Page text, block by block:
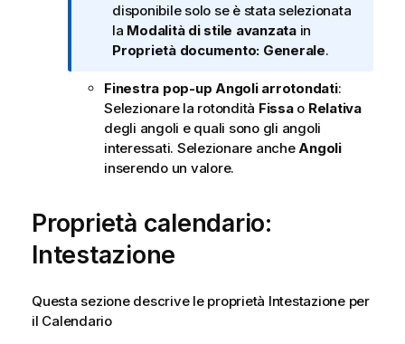
o
t
a
n
f
o
r
m
i
c
a
disponibile solo se è stata selezionata
la Modalità di stile avanzatain
Proprietà documento: Generale.
Finestra pop-up Angoli arrotondati:
Selezionare la rotondità Fissao Relativa
degli angoli e quali sono gli angoli
interessati. Selezionare ancheAngoli
inserendo un valore.
Proprietà calendario:
Intestazione
Questa sezione descrive le proprietà Intestazione per
il Calendario